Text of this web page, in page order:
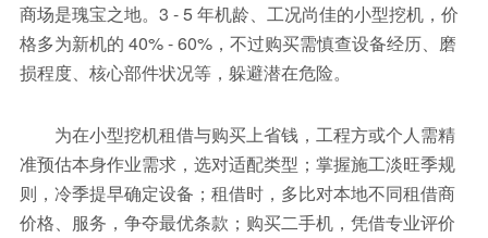
商场是瑰宝之地。3 - 5 年机龄、工况尚佳的小型挖机，价
格多为新机的 40% - 60%，不过购买需慎查设备经历、磨
损程度、核心部件状况等，躲避潜在危险。
为在小型挖机租借与购买上省钱，工程方或个人需精
准预估本身作业需求，选对适配类型；掌握施工淡旺季规
则，冷季提早确定设备；租借时，多比对本地不同租借商
价格、服务，争夺最优条款；购买二手机，凭借专业评价